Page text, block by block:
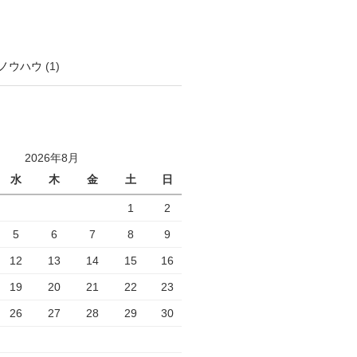
ウハウ (1)
2026年8月
水 木 金 土 日
1 2
5 6 7 8 9
12 13 14 15 16
19 20 21 22 23
26 27 28 29 30